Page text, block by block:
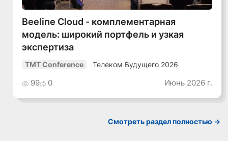
Beeline Cloud - комплементарная
модель: широкий портфель и узкая
экспертиза
TMT Conference Телеком Будущего 2026
99 0 Июнь 2026 г.
Смотреть раздел полностью ->